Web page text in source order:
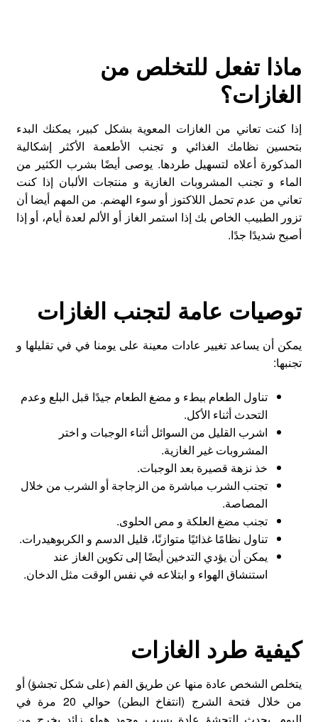
ماذا تفعل للتخلص من
الغازات؟
إذا كنت تعاني من الغازات المعوية بشكل كبير، يمكنك البدء
بتحسين نظامك الغذائي و تجنب الأطعمة الأكثر إشكالية
المذكورة أعلاه لتسهيل طردها. يوصى أيضًا بشرب الكثير من
الماء و تجنب المشروبات الغازية و منتجات الألبان إذا كنت
تعاني من عدم تحمل اللاكتوز أو سوء الهضم. من المهم أيضا أن
تزور الطبيب الخاص بك إذا استمر الغاز أو الألم لعدة أيام، أو إذا
أصبح شديدًا جدًا.
توصيات عامة لتجنب الغازات
يمكن أن يساعد تغيير عادات معينة على يومنا في في تقليلها و
تجنبها:
تناول الطعام ببطء و مضغ الطعام جيدًا قبل البلع وعدم
التحدث أثناء الأكل.
اشرب القليل من السوائل أثناء الوجبات و اختر
المشروبات غير الغازية.
خذ نزهة قصيرة بعد الوجبات.
تجنب الشرب مباشرة من الزجاجة أو الشرب من خلال
المصاصة.
تجنب مضغ العلكة و مص الحلوى.
تناول نظامًا غذائيًا متوازنًا، قليل الدسم و الكربوهيدرات.
يمكن أن يؤدي التدخين أيضًا إلى تكوين الغاز عند
استنشاق الهواء و ابتلاعه في نفس الوقت مثل الدخان.
كيفية طرد الغازات
يتخلص الشخص عادة منها عن طريق الفم (على شكل تجشؤ) أو
من خلال فتحة الشرج (انتفاخ البطن) حوالي 20 مرة في